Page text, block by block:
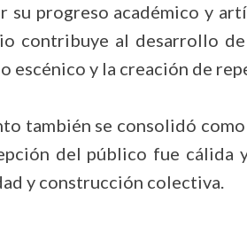
su progreso académico y
contribuye al desarrollo
escénico y la creación de
también se consolidó
del público fue cálida
y construcción colectiva.